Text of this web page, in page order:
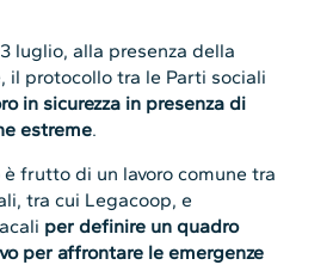
luglio, alla presenza della
il protocollo tra le Parti sociali
in sicurezza in presenza di
estreme.
frutto di un lavoro comune tra
tra cui Legacoop, e
per definire un quadro
per affrontare le emergenze